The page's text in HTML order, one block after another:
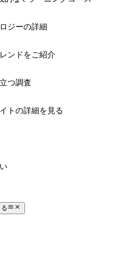
ジーの詳細
ンドをご紹介
つ調査
トの詳細を見る